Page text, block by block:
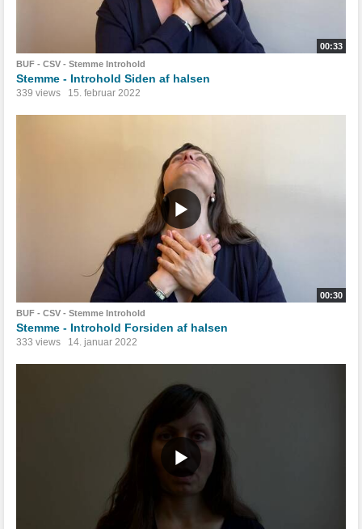
00:33
BUF - CSV - Stemme Introhold
Stemme - Introhold Siden af halsen
339 views 15. februar 2022
00:30
BUF - CSV - Stemme Introhold
Stemme - Introhold Forsiden af halsen
333 views 14. januar 2022